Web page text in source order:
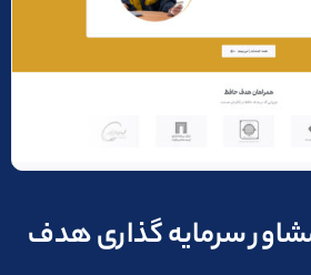
سرمایه گذاری هدف